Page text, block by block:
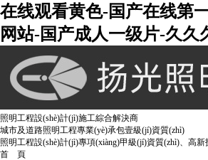
在线观看黄色-国产在线第
网站-国产成人一级片-久
照明工程設(shè)計(jì)施工綜合解決商
城市及道路照明工程專業(yè)承包壹級(jí)資質(zhì)
照明工程設(shè)計(jì)專項(xiàng)甲級(jí)資質(zhì)、高新
首 頁